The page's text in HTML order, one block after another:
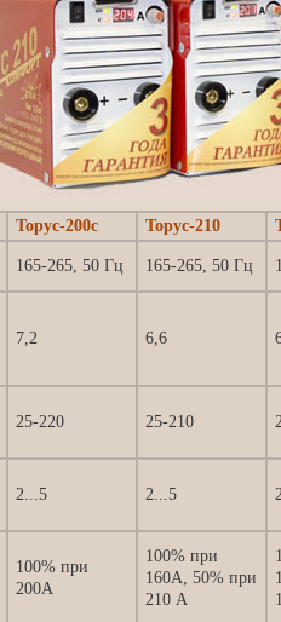
Торус-200с Торус-210
165-265, 50 Гц 165-265, 50 Гц
7,2 6,6
25-220 25-210
2...5 2...5
100% при
200А
100% при
160А, 50% при
210 А